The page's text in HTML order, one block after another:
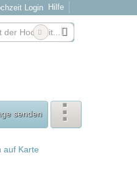
Login Hilfe
senden